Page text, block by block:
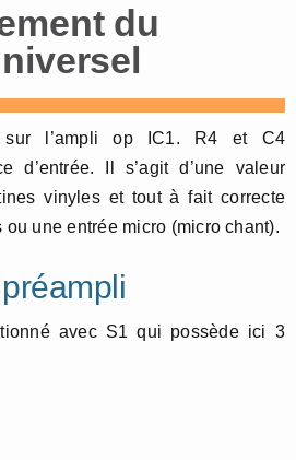
du
sur l’ampli op IC1. R4 et C4
d’entrée. Il s’agit d’une valeur
vinyles et tout à fait correcte
une entrée micro (micro chant).
avec S1 qui possède ici 3